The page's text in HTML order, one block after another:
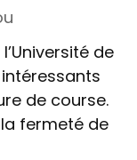
de
de course.
fermeté de